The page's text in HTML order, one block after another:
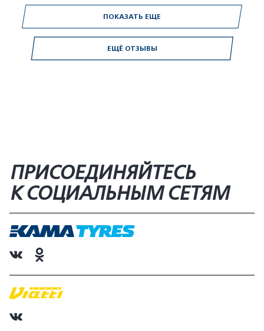
ЕЩЁ ОТЗЫВЫ
ПОКАЗАТЬ ЕЩЕ
ПРИСОЕДИНЯЙТЕСЬ
К СОЦИАЛЬНЫМ СЕТЯМ